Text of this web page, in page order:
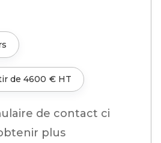
de 4600 € HT
de contact ci
plus